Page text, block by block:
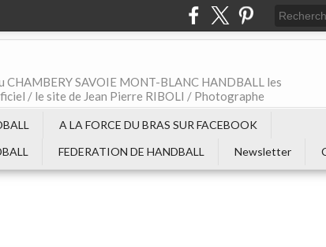
SAVOIE MONT-BLANC HANDBALL les
/ le site de Jean Pierre RIBOLI / Photographe
A LA FORCE DU BRAS SUR FACEBOOK
FEDERATION DE HANDBALL Newsletter